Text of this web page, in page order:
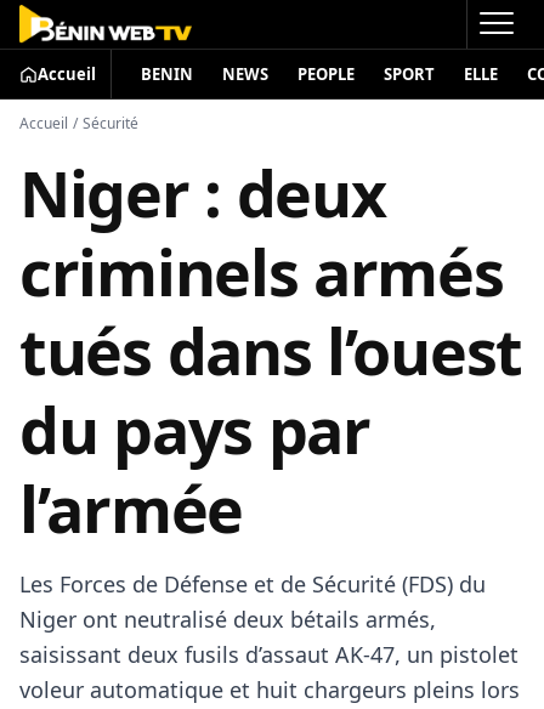
Accueil BENIN NEWS PEOPLE SPORT ELLE
Accueil / Sécurité
Niger : deux
criminels armés
tués dans l’ouest
du pays par
l’armée
Les Forces de Défense et de Sécurité (FDS) du
Niger ont neutralisé deux bétails armés,
saisissant deux fusils d’assaut AK-47, un pistolet
voleur automatique et huit chargeurs pleins lors